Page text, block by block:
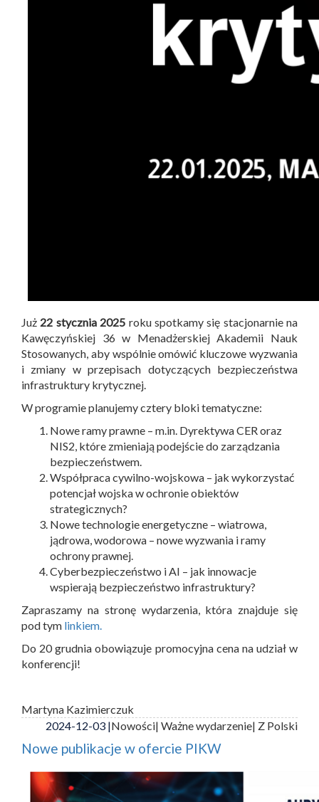
Już 22 stycznia 2025 roku spotkamy się stacjonarnie na
Kawęczyńskiej 36 w Menadżerskiej Akademii Nauk
Stosowanych, aby wspólnie omówić kluczowe wyzwania
i zmiany w przepisach dotyczących bezpieczeństwa
infrastruktury krytycznej.
W programie planujemy cztery bloki tematyczne:
Nowe ramy prawne – m.in. Dyrektywa CER oraz
NIS2, które zmieniają podejście do zarządzania
bezpieczeństwem.
Współpraca cywilno-wojskowa – jak wykorzystać
potencjał wojska w ochronie obiektów
strategicznych?
Nowe technologie energetyczne – wiatrowa,
jądrowa, wodorowa – nowe wyzwania i ramy
ochrony prawnej.
Cyberbezpieczeństwo i AI – jak innowacje
wspierają bezpieczeństwo infrastruktury?
Zapraszamy na stronę wydarzenia, która znajduje się
pod tym linkiem.
Do 20 grudnia obowiązuje promocyjna cena na udział w
konferencji!
Martyna Kazimierczuk
2024-12-03 |Nowości| Ważne wydarzenie| Z Polski
Nowe publikacje w ofercie PIKW